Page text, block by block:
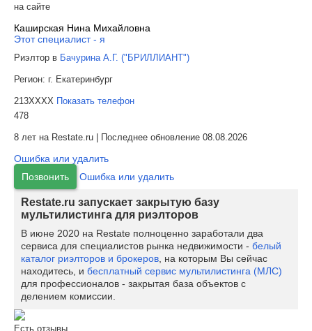
на сайте
Каширская Нина Михайловна
Этот специалист - я
Риэлтор в Бачурина А.Г. ("БРИЛЛИАНТ")
Регион: г. Екатеринбург
213XXXX Показать телефон
478
8 лет на Restate.ru | Последнее обновление 08.08.2026
Ошибка или удалить
Позвонить
Ошибка или удалить
Restate.ru запускает закрытую базу
мультилистинга для риэлторов
В июне 2020 на Restate полноценно заработали два
сервиса для специалистов рынка недвижимости - белый
каталог риэлторов и брокеров , на которым Вы сейчас
находитесь, и бесплатный сервис мультилистинга (МЛС)
для профессионалов - закрытая база объектов с
делением комиссии.
Есть отзывы